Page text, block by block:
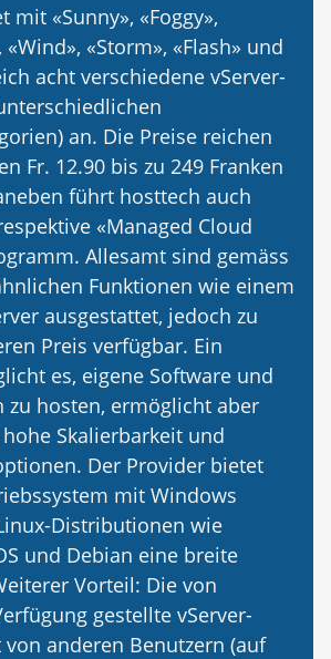
mit «Sunny», «Foggy»,
«Wind», «Storm», «Flash» und
acht verschiedene vServer-
an. Die Preise reichen
Fr. 12.90 bis zu 249 Franken
führt hosttech auch
«Managed Cloud
Allesamt sind gemäss
Funktionen wie einem
ausgestattet, jedoch zu
Preis verfügbar. Ein
es, eigene Software und
zu hosten, ermöglicht aber
Skalierbarkeit und
Der Provider bietet
mit Windows
Distributionen wie
und Debian eine breite
Vorteil: Die von
gestellte vServer-
anderen Benutzern (auf